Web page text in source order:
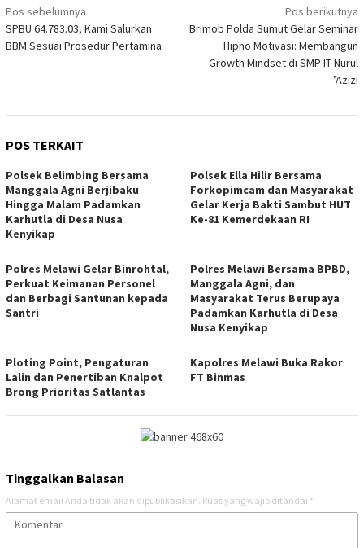
Navigasi
pos
Pos sebelumnya
SPBU 64.783.03, Kami Salurkan
BBM Sesuai Prosedur Pertamina
Pos berikutnya
Brimob Polda Sumut Gelar Seminar
Hipno Motivasi: Membangun
Growth Mindset di SMP IT Nurul
’Azizi
POS TERKAIT
Polsek Belimbing Bersama
Manggala Agni Berjibaku
Hingga Malam Padamkan
Karhutla di Desa Nusa
Kenyikap
Polsek Ella Hilir Bersama
Forkopimcam dan Masyarakat
Gelar Kerja Bakti Sambut HUT
Ke-81 Kemerdekaan RI
Polres Melawi Gelar Binrohtal,
Perkuat Keimanan Personel
dan Berbagi Santunan kepada
Santri
Polres Melawi Bersama BPBD,
Manggala Agni, dan
Masyarakat Terus Berupaya
Padamkan Karhutla di Desa
Nusa Kenyikap
Ploting Point, Pengaturan
Lalin dan Penertiban Knalpot
Brong Prioritas Satlantas
Kapolres Melawi Buka Rakor
FT Binmas
Tinggalkan Balasan
Alamat email Anda tidak akan dipublikasikan. Ruas yang wajib ditandai *